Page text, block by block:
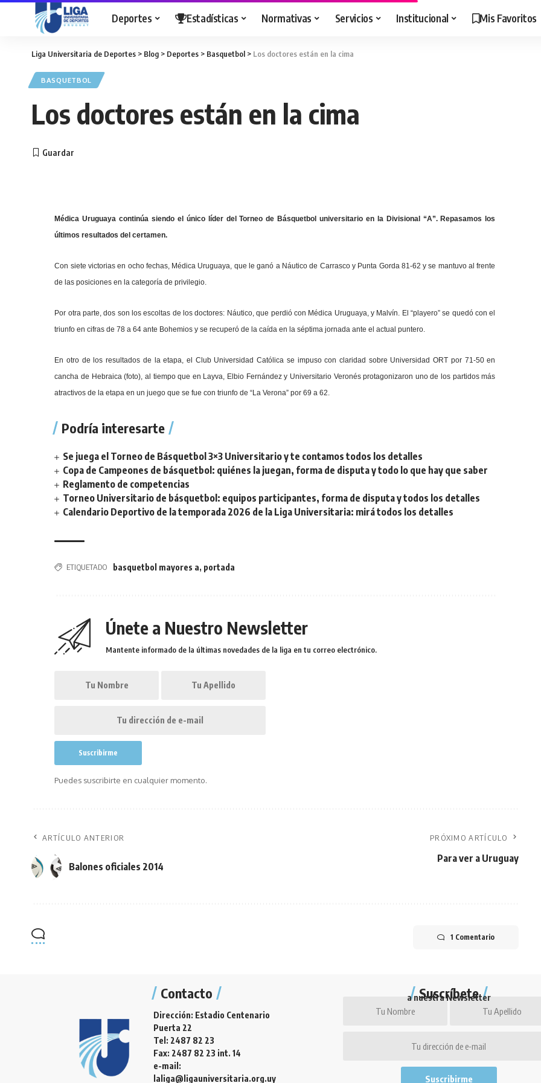
Deportes Estadísticas Normativas Servicios Institucional Mis Favoritos
Liga Universitaria de Deportes > Blog > Deportes > Basquetbol > Los doctores están en la cima
BASQUETBOL
Los doctores están en la cima
Médica Uruguaya continúa siendo el único líder del Torneo de Básquetbol universitario en la Divisional “A”. Repasamos los
últimos resultados del certamen.
Con siete victorias en ocho fechas, Médica Uruguaya, que le ganó a Náutico de Carrasco y Punta Gorda 81-62 yse mantuvo al frente
de las posiciones en la categoría de privilegio.
Por otra parte, dos son los escoltas de los doctores: Náutico, que perdió con Médica Uruguaya, y Malvín. El “playero” se quedó con el
triunfo en cifras de 78 a 64 ante Bohemios y se recuperó de la caída en la séptima jornada ante el actual puntero.
En otro de los resultados de la etapa, el Club Universidad Católica se impuso con claridad sobre Universidad ORT por 71-50 en
cancha de Hebraica (foto), al tiempo que en Layva, Elbio Fernández y Universitario Veronés protagonizaron uno de los partidos más
atractivos de la etapa en un juego que se fue con triunfo de “La Verona” por 69 a 62.
Podría interesarte
Se juega el Torneo de Básquetbol 3×3 Universitario y te contamos todos los detalles
Copa de Campeones de básquetbol: quiénes la juegan, forma de disputa y todo lo que hay que saber
Reglamento de competencias
Torneo Universitario de básquetbol: equipos participantes, forma de disputa y todos los detalles
Calendario Deportivo de la temporada 2026 de la Liga Universitaria: mirá todos los detalles
ETIQUETADO basquetbol mayores a, portada
Únete a Nuestro Newsletter
Mantente informado de la últimas novedades de la liga en tu correo electrónico.
Puedes suscribirte en cualquier momento.
ARTÍCULO ANTERIOR
Balones oficiales 2014
PRÓXIMO ARTÍCULO
Para ver a Uruguay
1 Comentario
Contacto
Dirección: Estadio Centenario
Puerta 22
Tel: 2487 82 23
Fax: 2487 82 23 int. 14
e-mail:
laliga@ligauniversitaria.org.uy
Suscríbete
a nuestra Newsletter